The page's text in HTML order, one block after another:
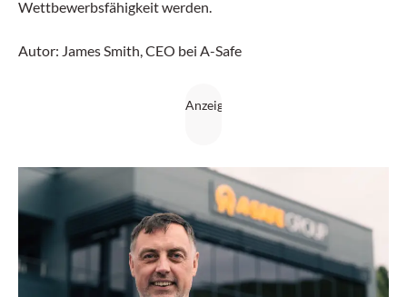
Wettbewerbsfähigkeit werden.
Autor: James Smith, CEO bei A-Safe